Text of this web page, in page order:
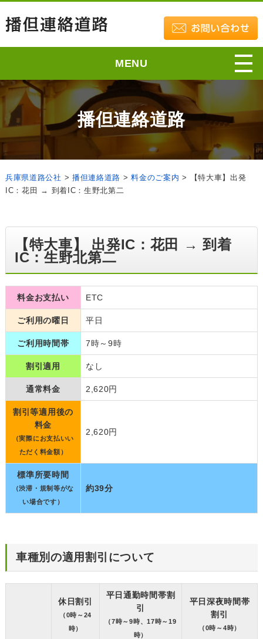
MENU
播但連絡道路
兵庫県道路公社 > 播但連絡道路 >料金のご案内 >
【特大車】出発
IC：花田 → 到着IC：生野北第二
【特大車】 出発IC：花田 → 到着
IC：生野北第二
料金お支払い ETC
ご利用の曜日 平日
ご利用時間帯 7時～9時
割引適用 なし
通常料金 2,620円
割引等適用後の
料金
（実際にお支払いい
ただく料金額）
2,620円
標準所要時間
（渋滞・規制等がな
い場合です）
約39分
車種別の適用割引について
休日割引
（0時～24
時）
平日通勤時間帯割
引
（7時～9時、17時～19
時）
平日深夜時間帯
割引
（0時～4時）